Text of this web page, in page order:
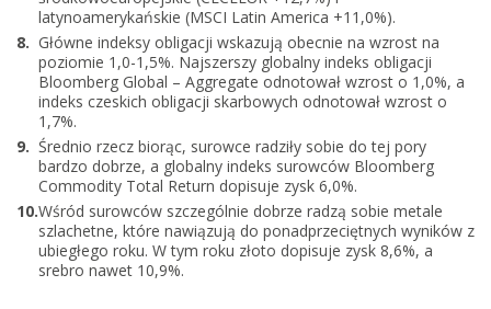
latynoamerykańskie (MSCI Latin America +11,0%).
Główne indeksy obligacji wskazują obecnie na wzrost na
poziomie 1,0-1,5%. Najszerszy globalny indeks obligacji
Bloomberg Global – Aggregate odnotował wzrost o 1,0%, a
indeks czeskich obligacji skarbowych odnotował wzrost o
1,7%.
Średnio rzecz biorąc, surowce radziły sobie do tej pory
bardzo dobrze, a globalny indeks surowców Bloomberg
Commodity Total Return dopisuje zysk 6,0%.
Wśród surowców szczególnie dobrze radzą sobie metale
szlachetne, które nawiązują do ponadprzeciętnych wyników z
ubiegłego roku. W tym roku złoto dopisuje zysk 8,6%, a
srebro nawet 10,9%.